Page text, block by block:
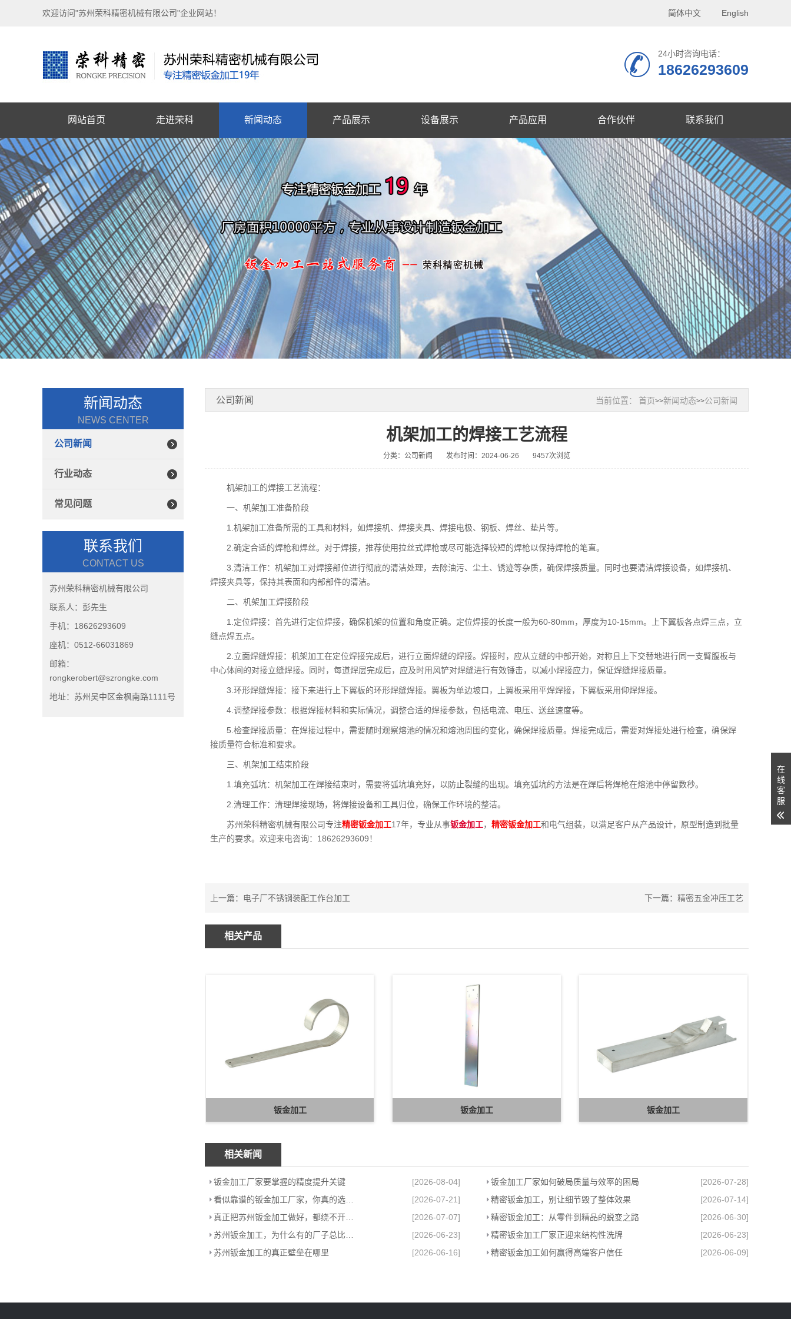
欢迎访问"苏州荣科精密机械有限公司"企业网站！ 简体中文 English
24小时咨询电话：
18626293609
网站首页 走进荣科 新闻动态 产品展示 设备展示 产品应用 合作伙伴 联系我们
新闻动态
NEWS CENTER
公司新闻
行业动态
常见问题
联系我们
CONTACT US
苏州荣科精密机械有限公司
联系人：彭先生
手机：18626293609
座机：0512-66031869
邮箱：
rongkerobert@szrongke.com
地址：苏州吴中区金枫南路1111号
公司新闻 当前位置： 首页>>新闻动态>>公司新闻
机架加工的焊接工艺流程
分类：公司新闻 发布时间：2024-06-26 9457次浏览
机架加工的焊接工艺流程：
一、机架加工准备阶段
1.机架加工准备所需的工具和材料，如焊接机、焊接夹具、焊接电极、钢板、焊丝、垫片等。
2.确定合适的焊枪和焊丝。对于焊接，推荐使用拉丝式焊枪或尽可能选择较短的焊枪以保持焊枪的笔直。
3.清洁工作：机架加工对焊接部位进行彻底的清洁处理，去除油污、尘土、锈迹等杂质，确保焊接质量。同时也要清洁焊接设备，如焊接机、
焊接夹具等，保持其表面和内部部件的清洁。
二、机架加工焊接阶段
1.定位焊接：首先进行定位焊接，确保机架的位置和角度正确。定位焊接的长度一般为60-80mm，厚度为10-15mm。上下翼板各点焊三点，立
缝点焊五点。
2.立面焊缝焊接：机架加工在定位焊接完成后，进行立面焊缝的焊接。焊接时，应从立缝的中部开始，对称且上下交替地进行同一支臂腹板与
中心体间的对接立缝焊接。同时，每道焊层完成后，应及时用风铲对焊缝进行有效锤击，以减小焊接应力，保证焊缝焊接质量。
3.环形焊缝焊接：接下来进行上下翼板的环形焊缝焊接。翼板为单边坡口，上翼板采用平焊焊接，下翼板采用仰焊焊接。
4.调整焊接参数：根据焊接材料和实际情况，调整合适的焊接参数，包括电流、电压、送丝速度等。
5.检查焊接质量：在焊接过程中，需要随时观察熔池的情况和熔池周围的变化，确保焊接质量。焊接完成后，需要对焊接处进行检查，确保焊
接质量符合标准和要求。
三、机架加工结束阶段
1.填充弧坑：机架加工在焊接结束时，需要将弧坑填充好，以防止裂缝的出现。填充弧坑的方法是在焊后将焊枪在熔池中停留数秒。
2.清理工作：清理焊接现场，将焊接设备和工具归位，确保工作环境的整洁。
苏州荣科精密机械有限公司专注精密钣金加工17年，专业从事钣金加工，精密钣金加工和电气组装，以满足客户从产品设计，原型制造到批量
生产的要求。欢迎来电咨询：18626293609！
上一篇： 电子厂不锈钢装配工作台加工 下一篇： 精密五金冲压工艺
相关产品
钣金加工 钣金加工 钣金加工
相关新闻
钣金加工厂家要掌握的精度提升关键 [2026-08-04] 钣金加工厂家如何破局质量与效率的困局
[2026-07-28]
[2026-07-21] 精密钣金加工，别让细节毁了整体效果
[2026-07-14]
[2026-07-07] 精密钣金加工：从零件到精品的蜕变之路
[2026-06-30]
[2026-06-23] 精密钣金加工厂家正迎来结构性洗牌
[2026-06-23]
苏州钣金加工的真正壁垒在哪里
[2026-06-16] 精密钣金加工如何赢得高端客户信任 [2026-06-09]
在
线
客
服